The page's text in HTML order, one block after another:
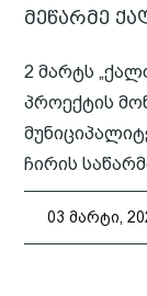
მეწარმე
2 მარტს
პროექტის
ჩირის
03 მარტი,